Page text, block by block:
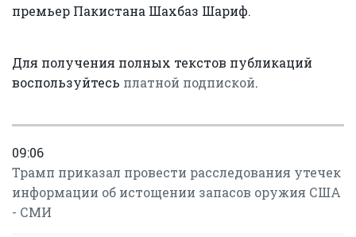
премьер Пакистана Шахбаз Шариф.
Для получения полных текстов публикаций
воспользуйтесь платной подпиской.
09:06
Трамп приказал провести расследования утечек
информации об истощении запасов оружия США
- СМИ